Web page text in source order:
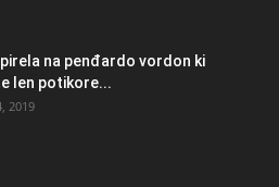
na penđardo vordon ki
len potikore...
2019